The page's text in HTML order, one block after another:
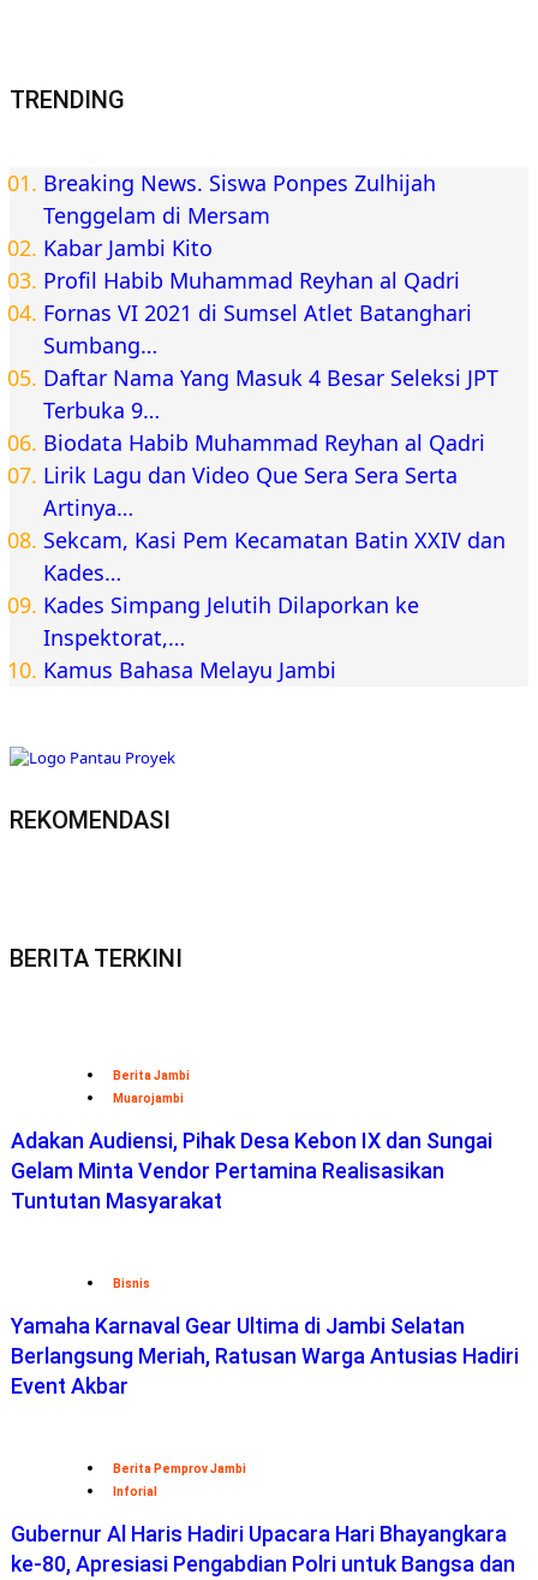
TRENDING
Breaking News. Siswa Ponpes Zulhijah
Tenggelam di Mersam
Kabar Jambi Kito
Profil Habib Muhammad Reyhan al Qadri
Fornas VI 2021 di Sumsel Atlet Batanghari
Sumbang…
Daftar Nama Yang Masuk 4 Besar Seleksi JPT
Terbuka 9…
Biodata Habib Muhammad Reyhan al Qadri
Lirik Lagu dan Video Que Sera Sera Serta
Artinya…
Sekcam, Kasi Pem Kecamatan Batin XXIV dan
Kades…
Kades Simpang Jelutih Dilaporkan ke
Inspektorat,…
Kamus Bahasa Melayu Jambi
REKOMENDASI
BERITA TERKINI
Berita Jambi
Muarojambi
Adakan Audiensi, Pihak Desa Kebon IX dan Sungai
Gelam Minta Vendor Pertamina Realisasikan
Tuntutan Masyarakat
Bisnis
Yamaha Karnaval Gear Ultima di Jambi Selatan
Berlangsung Meriah, Ratusan Warga Antusias Hadiri
Event Akbar
Berita Pemprov Jambi
Inforial
Gubernur Al Haris Hadiri Upacara Hari Bhayangkara
ke-80, Apresiasi Pengabdian Polri untuk Bangsa dan